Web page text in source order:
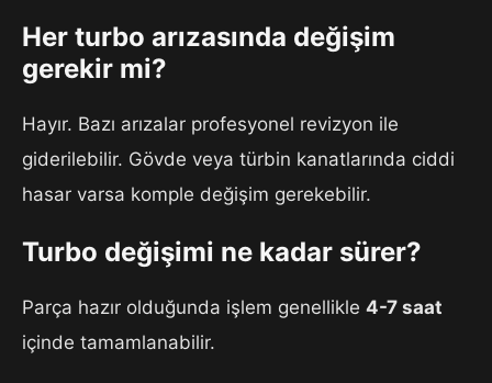
Her turbo arızasında değişim
gerekir mi?
Hayır. Bazı arızalar profesyonel revizyon ile
giderilebilir. Gövde veya türbin kanatlarında ciddi
hasar varsa komple değişim gerekebilir.
Turbo değişimi ne kadar sürer?
Parça hazır olduğunda işlem genellikle 4-7 saat
içinde tamamlanabilir.